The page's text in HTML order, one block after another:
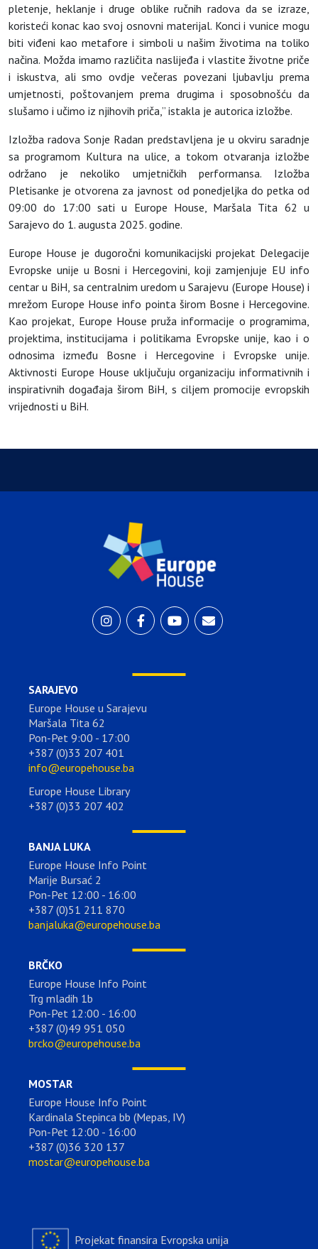
pletenje, heklanje i druge oblike ručnih radova da se izraze,
koristeći konac kao svoj osnovni materijal. Konci i vunice mogu
biti viđeni kao metafore i simboli u našim životima na toliko
načina. Možda imamo različita naslijeđa i vlastite životne priče
i iskustva, ali smo ovdje večeras povezani ljubavlju prema
umjetnosti, poštovanjem prema drugima i sposobnošću da
slušamo i učimo iz njihovih priča,” istakla je autorica izložbe.
Izložba radova Sonje Radan predstavljena je u okviru saradnje
sa programom Kultura na ulice, a tokom otvaranja izložbe
održano je nekoliko umjetničkih performansa. Izložba
Pletisanke je otvorena za javnost od ponedjeljka do petka od
09:00 do 17:00 sati u Europe House, Maršala Tita 62 u
Sarajevo do 1. augusta 2025. godine.
Europe House je dugoročni komunikacijski projekat Delegacije
Evropske unije u Bosni i Hercegovini, koji zamjenjuje EU info
centar u BiH, sa centralnim uredom u Sarajevu (Europe House) i
mrežom Europe House info pointa širom Bosne i Hercegovine.
Kao projekat, Europe House pruža informacije o programima,
projektima, institucijama i politikama Evropske unije, kao i o
odnosima između Bosne i Hercegovine i Evropske unije.
Aktivnosti Europe House uključuju organizaciju informativnih i
inspirativnih događaja širom BiH, s ciljem promocije evropskih
vrijednosti u BiH.
SARAJEVO
Europe House u Sarajevu
Maršala Tita 62
Pon-Pet 9:00 - 17:00
+387 (0)33 207 401
info@europehouse.ba
Europe House Library
+387 (0)33 207 402
BANJA LUKA
Europe House Info Point
Marije Bursać 2
Pon-Pet 12:00 - 16:00
+387 (0)51 211 870
banjaluka@europehouse.ba
BRČKO
Europe House Info Point
Trg mladih 1b
Pon-Pet 12:00 - 16:00
+387 (0)49 951 050
brcko@europehouse.ba
MOSTAR
Europe House Info Point
Kardinala Stepinca bb (Mepas, IV)
Pon-Pet 12:00 - 16:00
+387 (0)36 320 137
mostar@europehouse.ba
Projekat finansira Evropska unija